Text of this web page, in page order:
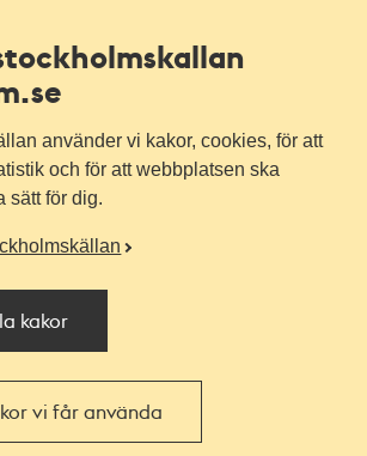
använder vi kakor, cookies, för att
och för att webbplatsen ska
sätt för dig.
kakor
vi får använda